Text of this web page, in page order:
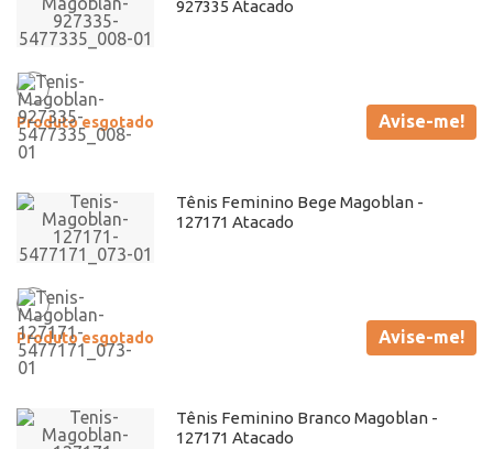
927335 Atacado
Produto esgotado Avise-me!
Tênis Feminino Bege Magoblan -
127171 Atacado
Produto esgotado Avise-me!
Tênis Feminino Branco Magoblan -
127171 Atacado